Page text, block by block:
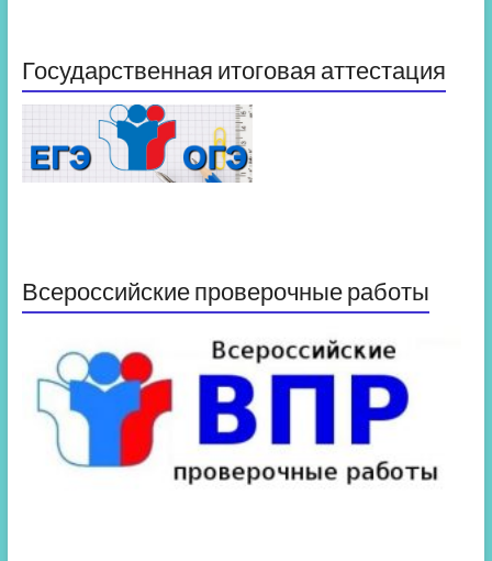
Государственная итоговая аттестация
Всероссийские проверочные работы